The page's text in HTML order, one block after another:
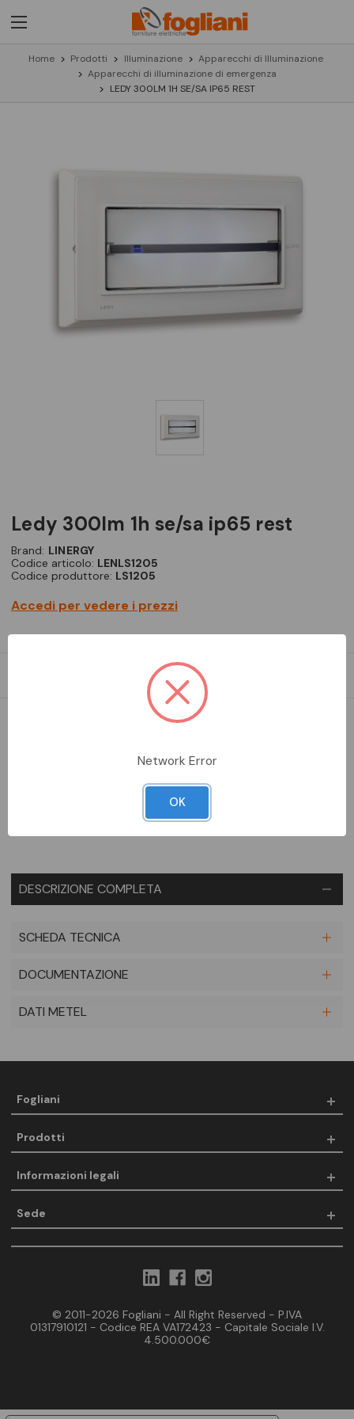
Home Prodotti Illuminazione
Apparecchi di Illuminazione
Apparecchi di illuminazione di emergenza
LEDY 300LM 1H SE/SA IP65 REST
ledy 300lm 1h se/sa ip65 rest
Brand: LINERGY
Codice articolo: LENLS1205
Codice produttore: LS1205
Accedi per vedere i prezzi
Aggiungi alla comparazione
DESCRIZIONE COMPLETA
SCHEDA TECNICA
DOCUMENTAZIONE
DATI METEL
Fogliani
Prodotti
Informazioni legali
Sede
© 2011-2026 Fogliani - All Right Reserved - P.IVA
01317910121 - Codice REA VA172423 - Capitale Sociale I.V.
4.500.000€
Network Error
OK